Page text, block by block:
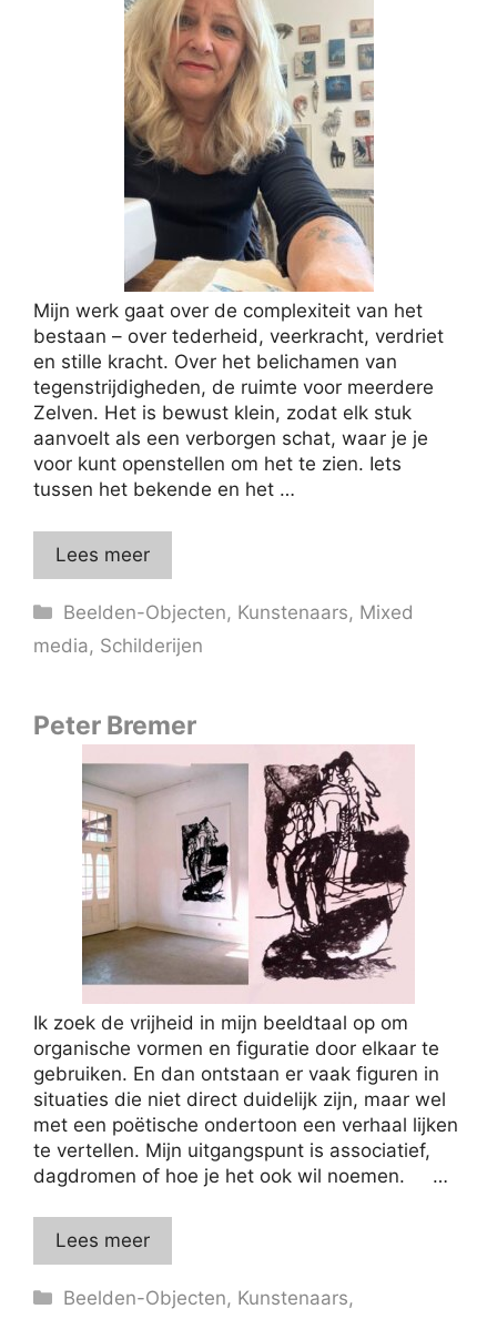
Mijn werk gaat over de complexiteit van het
bestaan ​​– over tederheid, veerkracht, verdriet
en stille kracht. Over het belichamen van
tegenstrijdigheden, de ruimte voor meerdere
Zelven. Het is bewust klein, zodat elk stuk
aanvoelt als een verborgen schat, waar je je
voor kunt openstellen om het te zien. Iets
tussen het bekende en het …
Lees meer
Categorieën
Beelden-Objecten, Kunstenaars, Mixed
media, Schilderijen
Peter Bremer
Ik zoek de vrijheid in mijn beeldtaal op om
organische vormen en figuratie door elkaar te
gebruiken. En dan ontstaan er vaak figuren in
situaties die niet direct duidelijk zijn, maar wel
met een poëtische ondertoon een verhaal lijken
te vertellen. Mijn uitgangspunt is associatief,
dagdromen of hoe je het ook wil noemen. …
Lees meer
Categorieën
Beelden-Objecten, Kunstenaars,